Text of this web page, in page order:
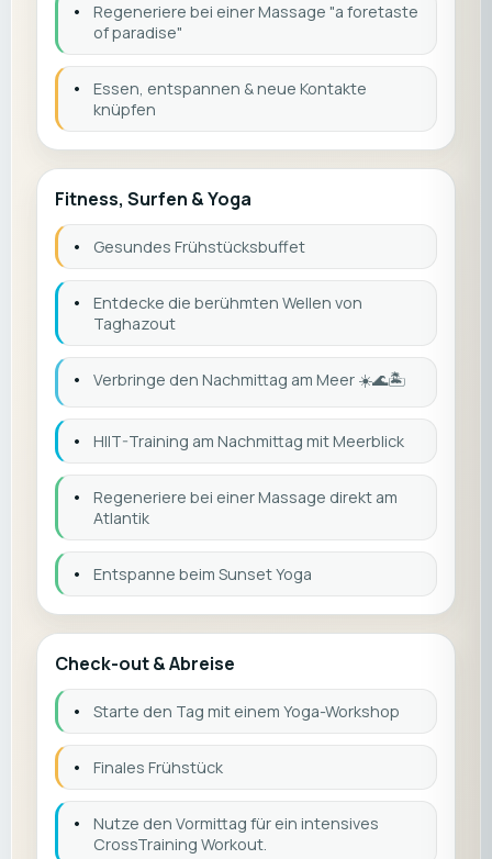
•
Regeneriere bei einer Massage "a foretaste
of paradise"
•
Essen, entspannen & neue Kontakte
knüpfen
Fitness, Surfen & Yoga
• Gesundes Frühstücksbuffet
•
Entdecke die berühmten Wellen von
Taghazout
• Verbringe den Nachmittag am Meer ☀️🌊🏝️
• HIIT-Training am Nachmittag mit Meerblick
•
Regeneriere bei einer Massage direkt am
Atlantik
• Entspanne beim Sunset Yoga
Check-out & Abreise
• Starte den Tag mit einem Yoga-Workshop
• Finales Frühstück
•
Nutze den Vormittag für ein intensives
CrossTraining Workout.